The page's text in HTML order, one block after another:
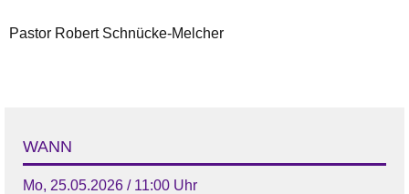
Pastor Robert Schnücke-Melcher
WANN
Mo, 25.05.2026 / 11:00 Uhr